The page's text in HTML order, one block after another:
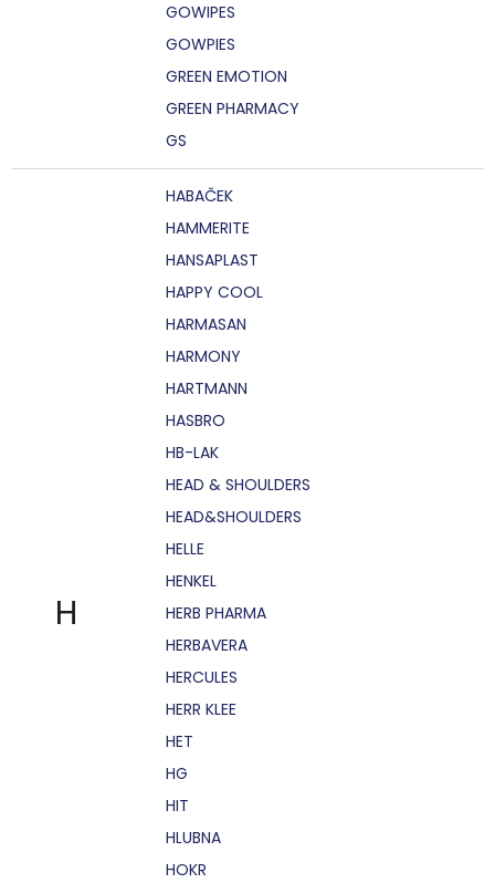
GOWIPES
GOWPIES
GREEN EMOTION
GREEN PHARMACY
GS
H
HABAČEK
HAMMERITE
HANSAPLAST
HAPPY COOL
HARMASAN
HARMONY
HARTMANN
HASBRO
HB-LAK
HEAD & SHOULDERS
HEAD&SHOULDERS
HELLE
HENKEL
HERB PHARMA
HERBAVERA
HERCULES
HERR KLEE
HET
HG
HIT
HLUBNA
HOKR